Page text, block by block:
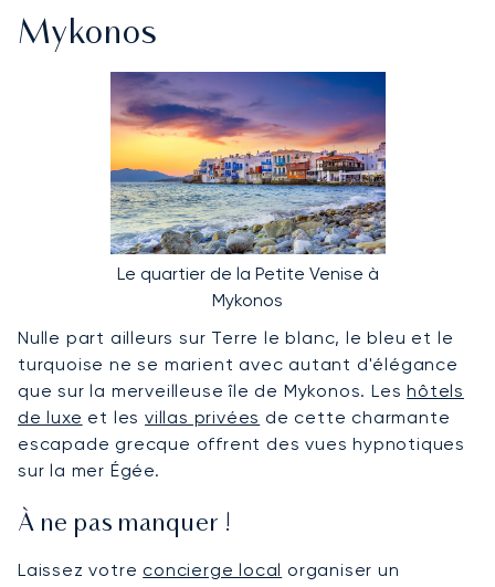
Mykonos
Le quartier de la Petite Venise à
Mykonos
Nulle part ailleurs sur Terre le blanc, le bleu et le
turquoise ne se marient avec autant d'élégance
que sur la merveilleuse île de Mykonos. Leshôtels
de luxe et lesvillas privées de cette charmante
escapade grecque offrent des vues hypnotiques
sur la mer Égée.
À ne pas manquer !
Laissez votre concierge local organiser un